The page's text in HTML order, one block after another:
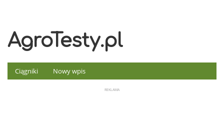
AgroTesty.pl
Ciągniki Nowy wpis